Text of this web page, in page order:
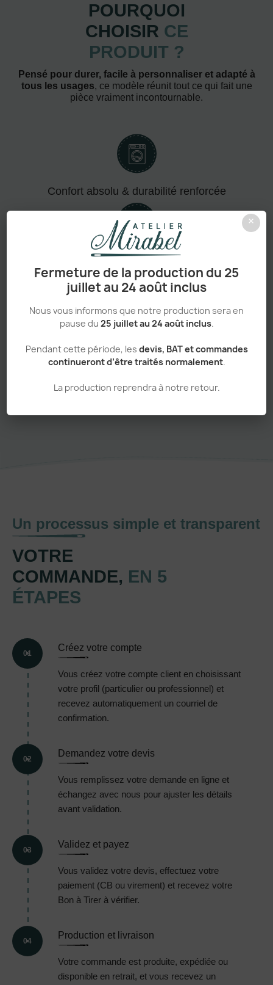
×
Fermeture de la production du 25
juillet au 24 août inclus
Nous vous informons que notre production sera en
pause du 25 juillet au 24 août inclus.
Pendant cette période, les devis, BAT et commandes
continueront d’être traités normalement.
La production reprendra à notre retour.
POURQUOI
CHOISIR CE
PRODUIT ?
Pensé pour durer, facile à personnaliser et adapté à
tous les usages, ce modèle réunit tout ce qui fait une
pièce vraiment incontournable.
Confort absolu & durabilité renforcée
Personnalisation haut de gamme
Adapté aux pros comme aux particuliers
Un processus simple et transparent
VOTRE
COMMANDE, EN 5
ÉTAPES
01
Créez votre compte
Vous créez votre compte client en choisissant
votre profil (particulier ou professionnel) et
recevez automatiquement un courriel de
confirmation.
02
Demandez votre devis
Vous remplissez votre demande en ligne et
échangez avec nous pour ajuster les détails
avant validation.
03
Validez et payez
Vous validez votre devis, effectuez votre
paiement (CB ou virement) et recevez votre
Bon à Tirer à vérifier.
04
Production et livraison
Votre commande est produite, expédiée ou
disponible en retrait, et vous recevez un